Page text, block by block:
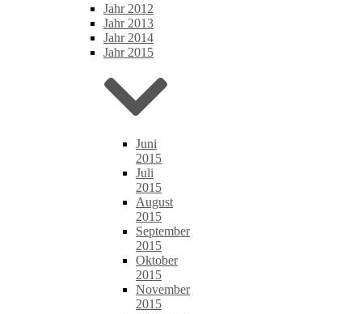
Jahr 2012
Jahr 2013
Jahr 2014
Jahr 2015
Juni
2015
Juli
2015
August
2015
September
2015
Oktober
2015
November
2015